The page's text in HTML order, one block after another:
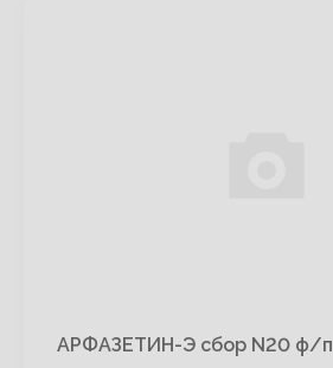
АРФАЗЕТИН-Э сбор N20 ф/п